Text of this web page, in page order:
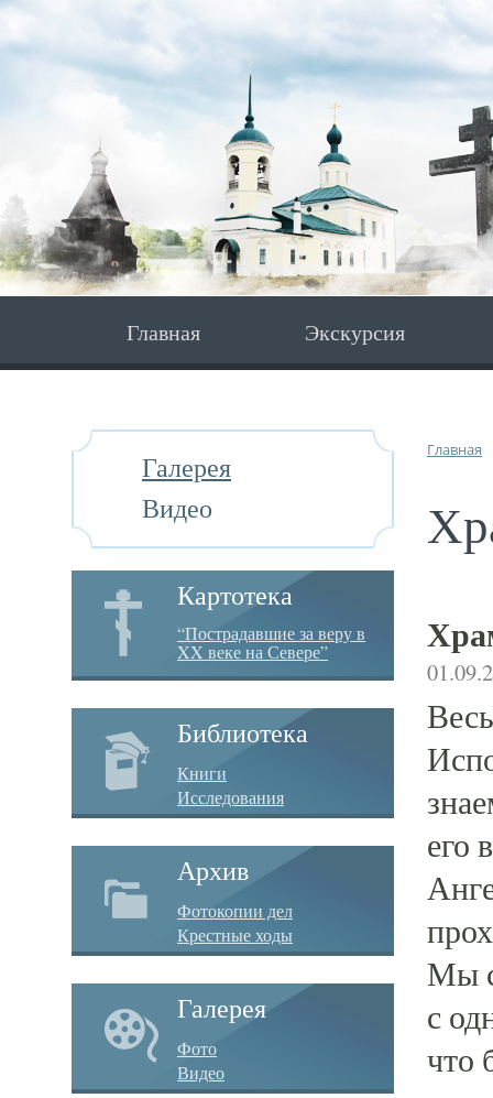
Главная Экскурсия
Галерея
Видео
Картотека
“Пострадавшие за веру в
XX веке на Севере”
Библиотека
Книги
Исследования
Архив
Фотокопии дел
Крестные ходы
Галерея
Фото
Видео
Главная
его
Мы
с
что